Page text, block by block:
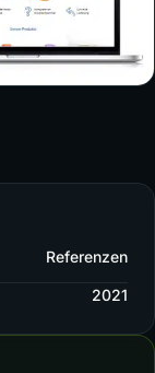
Referenzen
2021